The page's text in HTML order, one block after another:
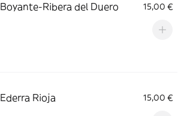
Boyante-Ribera del Duero 15,00 €
Ederra Rioja 15,00 €